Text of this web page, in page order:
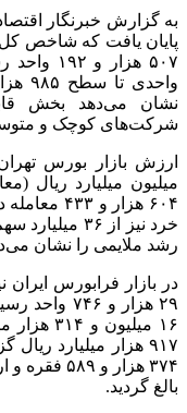
به گزارش خبرنگار
نشان می‌دهد بخش
شرکت‌های کوچک و
۶۰۴ هزار
خرد نیز از
رشد ملایمی را نشان
در بازار فرابورس
۲۹ هزار و ۷۴۶ واحد رسید. ارزش بازار اول و دوم
۹۱۷ هزار میلیارد ریال گزارش شد. تعداد معاملات در
بالغ گردید.